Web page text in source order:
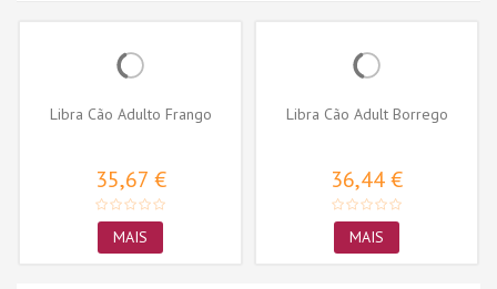
Libra Cão Adulto Frango
35,67 €
MAIS
Libra Cão Adult Borrego
36,44 €
MAIS